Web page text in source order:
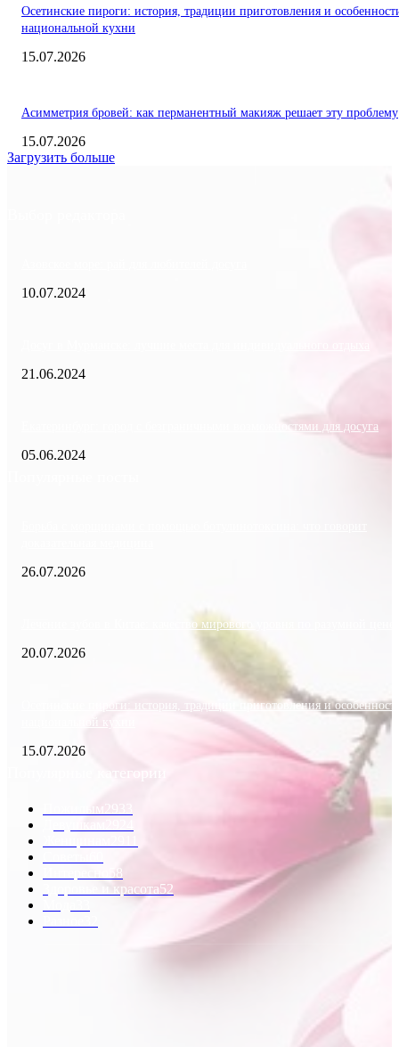
Осетинские пироги: история, традиции приготовления и
национальной кухни
15.07.2026
Асимметрия бровей: как перманентный макияж решает эту проблему
15.07.2026
Загрузить больше
10.07.2024
21.06.2024
Екатеринбург: город с безграничными возможностями для досуга
05.06.2024
26.07.2026
Лечение зубов в Китае: качество мирового уровня по разумной цене
20.07.2026
Осетинские пироги: история, традиции приготовления и
15.07.2026
Популярные категории
Пожилым
58
Здоровье и красота52